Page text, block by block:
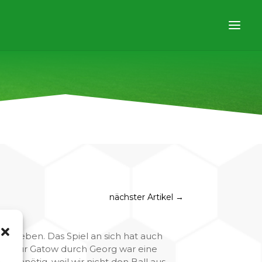
nächster Artikel →
Das Spiel an sich hat auch
für Gatow durch Georg war eine